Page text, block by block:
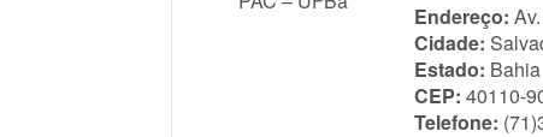
Endereço:
Cidade:
Estado: Bahia
CEP: 40110-
Telefone: